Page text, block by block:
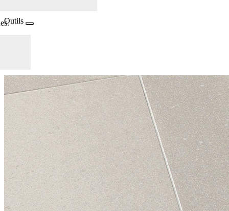
Outils